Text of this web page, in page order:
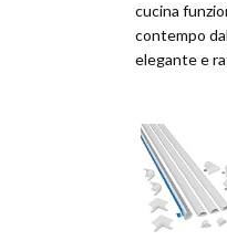
cucina
contempo
elegante e